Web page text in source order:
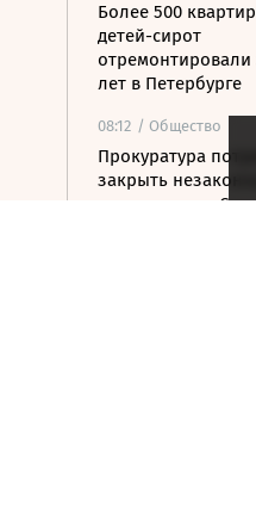
Более 500
детей-сирот
отремонтировали
лет в Петербурге
08:12 / Общество
Прокуратура
закрыть
пансионаты в